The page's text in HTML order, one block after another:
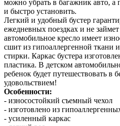
можно убрать в багажник авто,
и быстро установить.
Легкий и удобный бустер
ежедневных поездках и не
автомобильное кресло имеет
сшит из гипоаллергенной ткани
стирки. Каркас бустера
пластика. В детском
ребенок будет путешествовать в
удовольствием!
Особенности:
- износостойкий съемный чехол
- изготовлено из
- усиленный каркас